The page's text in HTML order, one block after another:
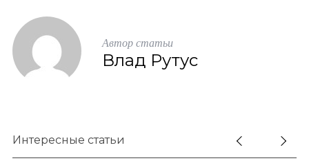
Автор статьи
Влад Рутус
Интересные статьи